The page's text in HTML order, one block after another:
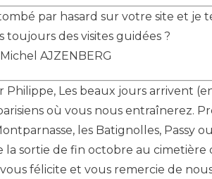
tombé par hasard sur votre site et
toujours des visites guidées ?
AJZENBERG
Philippe, Les beaux jours arrivent
où vous nous entraînerez.
les Batignolles, Passy
la sortie de fin octobre au
félicite et vous remercie de